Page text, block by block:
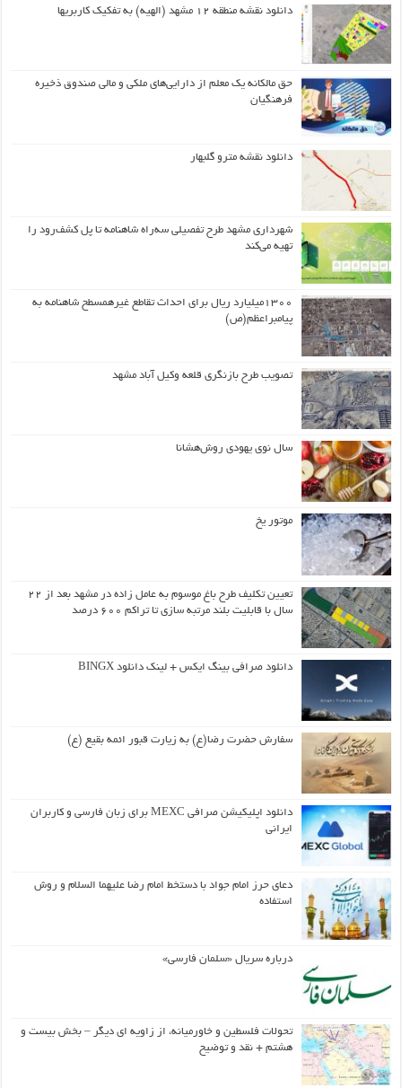
دانلود نقشه منطقه ۱۲ مشهد (الهیه) به تفکیک کاربریها
حق مالکانه یک معلم از دارایی‌های ملکی و مالی صندوق ذخیره
فرهنگیان
دانلود نقشه مترو گلبهار
شهرداری مشهد طرح تفصیلی سه‌راه شاهنامه تا پل کشف‌رود را
تهیه می‌کند
۱۳۰۰میلیارد ریال برای احداث تقاطع غیرهمسطح شاهنامه به
پیامبراعظم(ص)
تصویب طرح بازنگری قلعه وکیل آباد مشهد
سال نوی یهودی روش‌هشانا
موتور یخ
تعیین تکلیف طرح باغ موسوم به عامل زاده در مشهد بعد از ۲۲
سال با قابلیت بلند مرتبه سازی تا تراکم ۶۰۰ درصد
دانلود صرافی بینگ ایکس + لینک دانلود BINGX
سفارش حضرت رضا(ع) به زیارت قبور ائمه بقیع (ع)
دانلود اپلیکیشن صرافی MEXC برای زبان فارسی و کاربران
ایرانی
دعای حرز امام جواد با دستخط امام رضا علیهما السلام و روش
استفاده
درباره سریال «سلمان فارسی»
تحولات فلسطین و خاورمیانه، از زاویه ای دیگر – بخش بیست و
هشتم + نقد و توضیح